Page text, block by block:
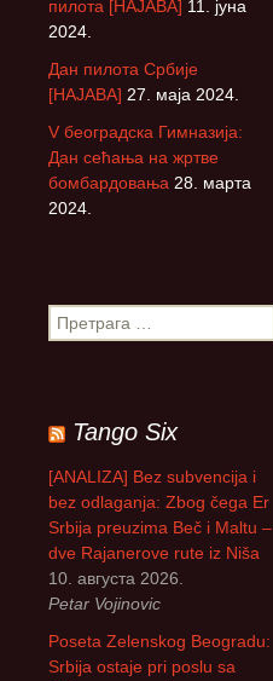
пилота [НАЈАВА] 11. јуна
2024.
Дан пилота Србије
[НАЈАВА] 27. маја 2024.
V београдска Гимназија:
Дан сећања на жртве
бомбардовања 28. марта
2024.
П
р
а
г
а
з
а
:
Tango Six
[ANALIZA] Bez subvencija i
bez odlaganja: Zbog čega Er
Srbija preuzima Beč i Maltu –
dve Rajanerove rute iz Niša
10. августа 2026.
Petar Vojinovic
Poseta Zelenskog Beogradu:
Srbija ostaje pri poslu sa